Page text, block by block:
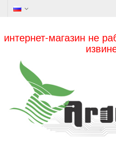
интернет-магазин не